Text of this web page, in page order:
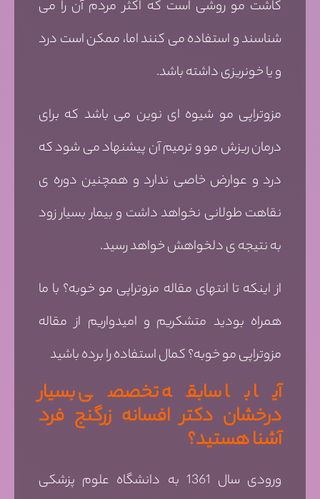
کاشت مو روشی است که اکثر مردم آن را می
شناسند و استفاده می کنند اما، ممکن است درد
و یا خونریزی داشته باشد.
مزوتراپی مو شیوه ای نوین می باشد که برای
درمان ریزش مو و ترمیم آن پیشنهاد می شود که
درد و عوارض خاصی ندارد و همچنین دوره ی
نقاهت طولانی نخواهد داشت و بیمار بسیار زود
به نتیجه ی دلخواهش خواهد رسید.
از اینکه تا انتهای مقاله مزوتراپی مو خوبه؟ با ما
همراه بودید متشکریم و امیدواریم از مقاله
مزوتراپی مو خوبه؟ کمال استفاده را برده باشید
آیا با سابقه تخصصی بسیار
درخشان دکتر افسانه زرگنج فرد
آشنا هستید؟
ورودی سال 1361 به دانشگاه علوم پزشکی